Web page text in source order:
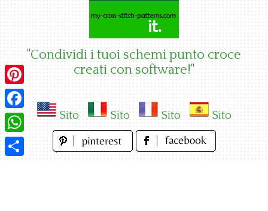
"Condividi i tuoi schemi punto croce
creati con software!"
Sito Sito Sito Sito
Pinterest
Facebook
WhatsApp